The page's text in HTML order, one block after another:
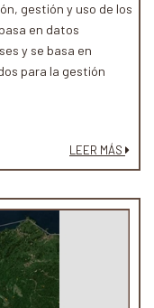
gestión y uso de los
en datos
y se basa en
para la gestión
LEER MÁS